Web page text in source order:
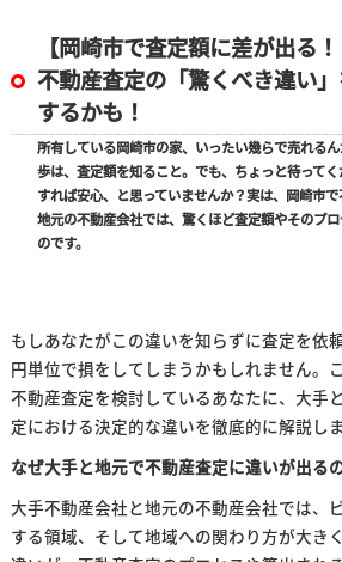
【岡崎市で査定額に差が出る
不動産査定の「驚くべき違い
するかも！
所有している岡崎市の家、いったい幾らで売れる
歩は、査定額を知ること。でも、ちょっと待って
すれば安心、と思っていませんか？実は、岡崎市
地元の不動産会社では、驚くほど査定額やそのプ
のです。
もしあなたがこの違いを知らずに査定を依
円単位で損をしてしまうかもしれません。
不動産査定を検討しているあなたに、大手
定における決定的な違いを徹底的に解説し
なぜ大手と地元で不動産査定に違いが出る
大手不動産会社と地元の不動産会社では、
する領域、そして地域への関わり方が大き